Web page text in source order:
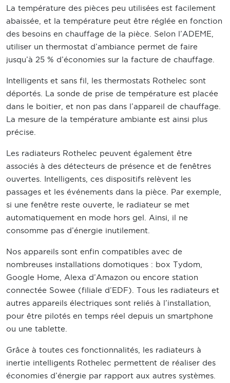
La température des pièces peu utilisées est facilement
abaissée, et la température peut être réglée en fonction
des besoins en chauffage de la pièce. Selon l’ADEME,
utiliser un thermostat d’ambiance permet de faire
jusqu’à 25 % d’économies sur la facture de chauffage.
Intelligents et sans fil, les thermostats Rothelec sont
déportés. La sonde de prise de température est placée
dans le boitier, et non pas dans l’appareil de chauffage.
La mesure de la température ambiante est ainsi plus
précise.
Les radiateurs Rothelec peuvent également être
associés à des détecteurs de présence et de fenêtres
ouvertes. Intelligents, ces dispositifs relèvent les
passages et les événements dans la pièce. Par exemple,
si une fenêtre reste ouverte, le radiateur se met
automatiquement en mode hors gel. Ainsi, il ne
consomme pas d’énergie inutilement.
Nos appareils sont enfin compatibles avec de
nombreuses installations domotiques : box Tydom,
Google Home, Alexa d’Amazon ou encore station
connectée Sowee (filiale d’EDF). Tous les radiateurs et
autres appareils électriques sont reliés à l’installation,
pour être pilotés en temps réel depuis un smartphone
ou une tablette.
Grâce à toutes ces fonctionnalités, les radiateurs à
inertie intelligents Rothelec permettent de réaliser des
économies d’énergie par rapport aux autres systèmes.